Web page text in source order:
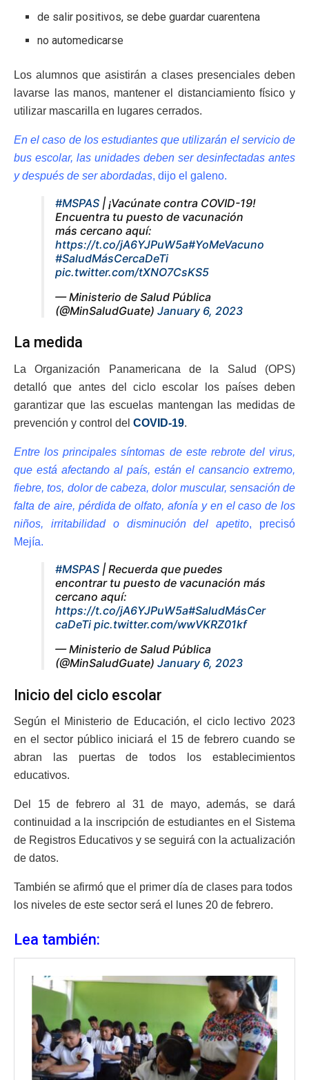
de salir positivos, se debe guardar cuarentena
no automedicarse
Los alumnos que asistirán a clases presenciales deben
lavarse las manos, mantener el distanciamiento físico y
utilizar mascarilla en lugares cerrados.
En el caso de los estudiantes que utilizarán el servicio de
bus escolar, las unidades deben ser desinfectadas antes
y después de ser abordadas, dijo el galeno.
#MSPAS | ¡Vacúnate contra COVID-19!
Encuentra tu puesto de vacunación
más cercano aquí:
https://t.co/jA6YJPuW5a#YoMeVacuno
#SaludMásCercaDeTi
pic.twitter.com/tXNO7CsKS5
— Ministerio de Salud Pública
(@MinSaludGuate) January 6, 2023
La medida
La Organización Panamericana de la Salud (OPS)
detalló que antes del ciclo escolar los países deben
garantizar que las escuelas mantengan las medidas de
prevención y control del COVID-19.
Entre los principales síntomas de este rebrote del virus,
que está afectando al país, están el cansancio extremo,
fiebre, tos, dolor de cabeza, dolor muscular, sensación de
falta de aire, pérdida de olfato, afonía y en el caso de los
niños, irritabilidad o disminución del apetito, precisó
Mejía.
#MSPAS | Recuerda que puedes
encontrar tu puesto de vacunación más
cercano aquí:
https://t.co/jA6YJPuW5a#SaludMásCer
caDeTi pic.twitter.com/wwVKRZ01kf
— Ministerio de Salud Pública
(@MinSaludGuate) January 6, 2023
Inicio del ciclo escolar
Según el Ministerio de Educación, el ciclo lectivo 2023
en el sector público iniciará el 15 de febrero cuando se
abran las puertas de todos los establecimientos
educativos.
Del 15 de febrero al 31 de mayo, además, se dará
continuidad a la inscripción de estudiantes en el Sistema
de Registros Educativos y se seguirá con la actualización
de datos.
También se afirmó que el primer día de clases para todos
los niveles de este sector será el lunes 20 de febrero.
Lea también: